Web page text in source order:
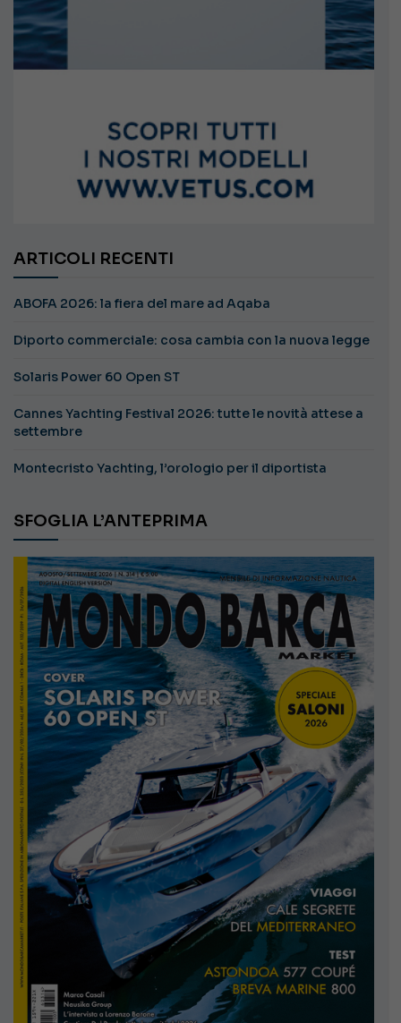
ARTICOLI RECENTI
ABOFA 2026: la fiera del mare ad Aqaba
Diporto commerciale: cosa cambia con la nuova legge
Solaris Power 60 Open ST
Cannes Yachting Festival 2026: tutte le novità attese a
settembre
Montecristo Yachting, l’orologio per il diportista
SFOGLIA L’ANTEPRIMA